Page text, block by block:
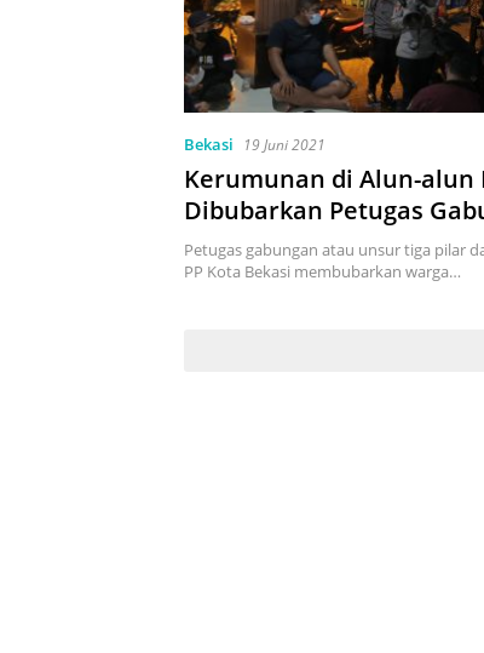
Bekasi 19 Juni 2021
Kerumunan di Alun-alun
Dibubarkan Petugas
Petugas gabungan atau unsur tiga pilar
PP Kota Bekasi membubarkan warga…